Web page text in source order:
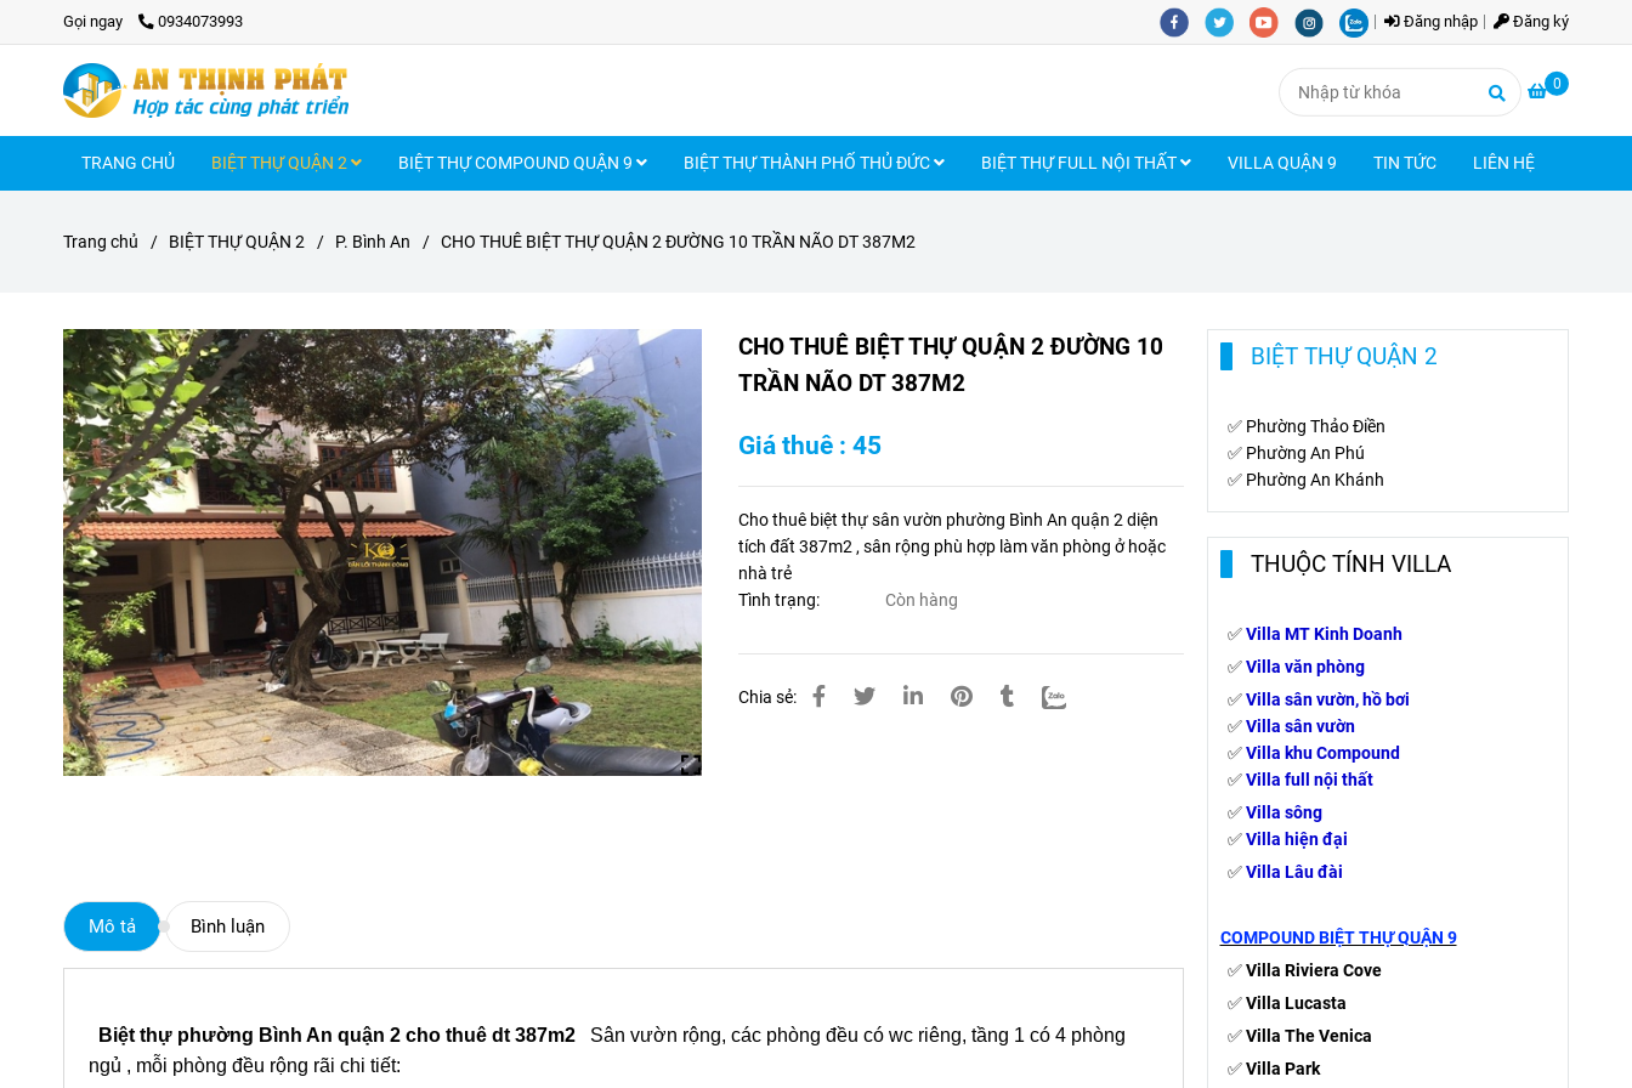
Gọi ngay 0934073993 Đăng nhập Đăng ký
0
TRANG CHỦ BIỆT THỰ QUẬN 2 BIỆT THỰ COMPOUND QUẬN 9 BIỆT THỰ THÀNH PHỐ THỦ ĐỨC BIỆT THỰ FULL NỘI THẤT VILLA QUẬN 9 TIN TỨC LIÊN HỆ
Trang chủ / BIỆT THỰ QUẬN 2 / P. Bình An / CHO THUÊ BIỆT THỰ QUẬN 2 ĐƯỜNG 10 TRẦN NÃO DT 387M2
CHO THUÊ BIỆT THỰ QUẬN 2 ĐƯỜNG 10
TRẦN NÃO DT 387M2
Giá thuê : 45
Cho thuê biệt thự sân vườn phường Bình An quận 2 diện
tích đất 387m2 , sân rộng phù hợp làm văn phòng ở hoặc
nhà trẻ
Tình trạng:
Còn hàng
Chia sẻ:
Mô tả Bình luận
Biệt thự phường Bình An quận 2 cho thuê dt 387m2 Sân vườn rộng, các phòng đều có wc riêng, tầng 1 có 4 phòng
ngủ , mỗi phòng đều rộng rãi chi tiết:
BIỆT THỰ QUẬN 2
✅ Phường Thảo Điền
✅ Phường An Phú
✅ Phường An Khánh
THUỘC TÍNH VILLA
✅Villa MT Kinh Doanh
✅Villa văn phòng
✅ Villa sân vườn, hồ bơi
✅Villa sân vườn
✅Villa khu Compound
✅Villa full nội thất
✅Villa sông
✅ Villa hiện đại
✅Villa Lâu đài
COMPOUND BIỆT THỰ QUẬN 9
✅ Villa Riviera Cove
✅ Villa Lucasta
✅ Villa The Venica
✅ Villa Park